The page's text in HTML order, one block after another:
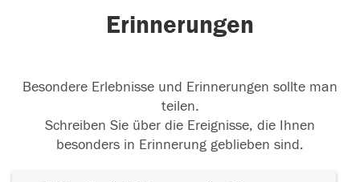
Erinnerungen
Besondere Erlebnisse und Erinnerungen sollte man
teilen.
Schreiben Sie über die Ereignisse, die Ihnen
besonders in Erinnerung geblieben sind.